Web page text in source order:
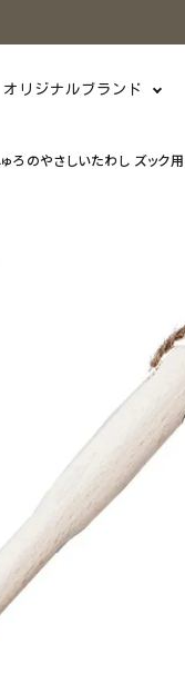
オリジナルブランド
ろのやさしいたわし ズック